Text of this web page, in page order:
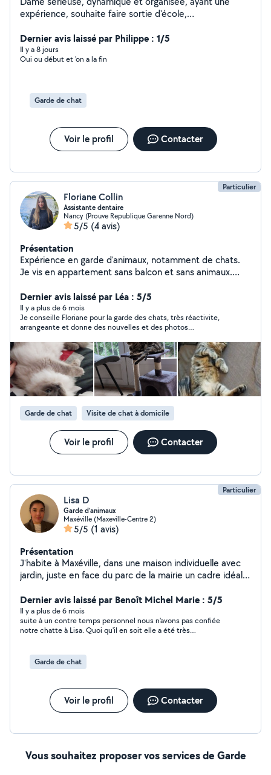
expérience, souhaite faire sortie d'école,
domicile et secrétariat.
Dernier avis laissé par Philippe : 1/5
Il y a 8 jours
Oui ou début et 'on a la fin
Garde de chat
Voir le profil Contacter
Particulier
Floriane Collin
Assistante dentaire
Nancy (Prouve Republique Garenne Nord)
5/5 (4 avis)
Présentation
Expérience en garde d'animaux, notamment de chats.
Je vis en appartement sans balcon et sans animaux.
services pour l'aide aux devoirs ou pour des cours
particuliers jusqu'en 3e.
Dernier avis laissé par Léa : 5/5
Il y a plus de 6 mois
Je conseille Floriane pour la garde des chats, très réactivite,
arrangeante et donne des nouvelles et des photos
s'est senti comme chez lui ! encore merci !
Garde de chat Visite de chat à domicile
Voir le profil Contacter
Particulier
Lisa D
Garde d’animaux
Maxéville (Maxeville-Centre 2)
5/5 (1 avis)
Présentation
J'habite à Maxéville, dans une maison individuelle avec
jardin, juste en face du parc de la mairie un cadre idéal
câline, patiente et passionnée par les animaux, je
prends soin d'eux avec tout l'amour et l'attention qu'ils
méritent. Je n'ai pas de certification officielle, mais
depuis plusieurs années, je suis la personne de
garder un animal. Je m'occupe régulièrement de chiens,
de chats et de petits animaux, pour des promenades,
attentive et soigneuse, je respecte les habitudes de
chaque animal, veille à leur confort, leur sécurité et leur
et affectueuse. Si vous cherchez une personne fiable,
de votre compagnon.
Dernier avis laissé par Benoît Michel Marie : 5/5
Il y a plus de 6 mois
suite à un contre temps personnel nous n'avons pas confiée
notre chatte à Lisa. Quoi qu'il en soit elle a été très
Garde de chat
Voir le profil Contacter
Vous souhaitez proposer vos services de Garde